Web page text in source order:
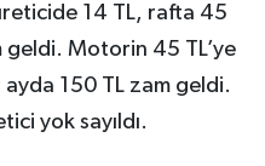
14 TL, rafta 45
Motorin 45 TL’ye
ayda 150 TL zam geldi.
yok sayıldı.